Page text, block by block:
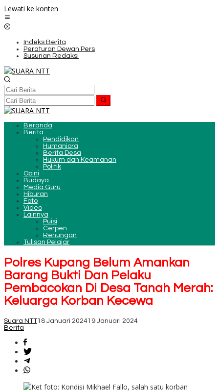
Lewati ke konten
Indeks Berita
Peraturan Dewan Pers
Susunan Redaksi
Beranda
Berita
Pendidikan
Humaniora
Berita Desa
Hukum dan Keamanan
Politik
Opini
Budaya
Media Guru
Hiburan
Foto
Video
Lainnya
Puisi
Cerpen
Renungan
Tulisan Pelajar
Polres Kupang Belum Amankan
Barang Bukti Dan Pelaku
Pembacokan Di Desa Tanah Merah:
Keluarga Korban Kecewa
Suara NTT18 Januari 202419 Januari 2024
Berita